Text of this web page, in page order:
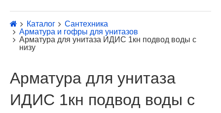
Каталог
Сантехника
Арматура и гофры для унитазов
Арматура для унитаза ИДИС 1кн подвод воды с
низу
Арматура для унитаза
ИДИС 1кн подвод воды с